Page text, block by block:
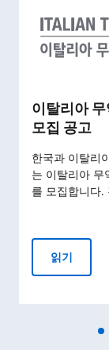
이탈리아
모집 공고
한국과 이탈리
는 이탈리아 무
를 모집합니다.
읽기